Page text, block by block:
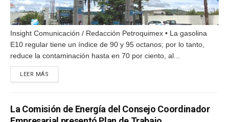
Insight Comunicación / Redacción Petroquimex • La gasolina
E10 regular tiene un índice de 90 y 95 octanos; por lo tanto,
reduce la contaminación hasta en 70 por ciento, al...
LEER MÁS
La Comisión de Energía del Consejo Coordinador